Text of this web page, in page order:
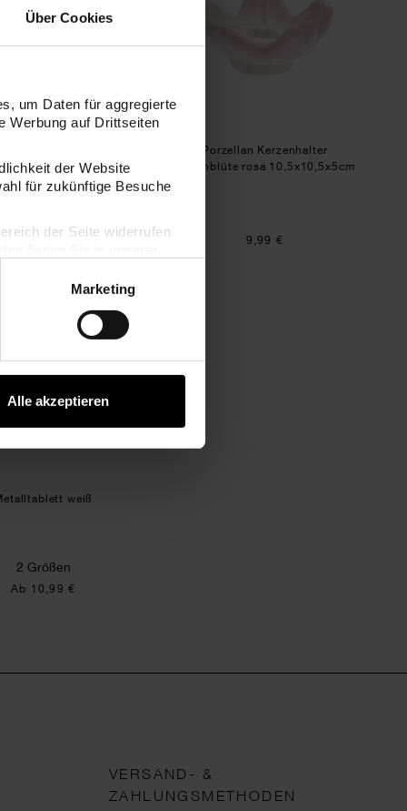
Über Cookies
um Daten für aggregierte
Werbung auf Drittseiten
der Website
für zukünftige Besuche
der Seite widerrufen
Marketing
Alle akzeptieren
Vase Eye Candy
Ab 24,99 €
Porzellan Kerzenhalter
Kirschblüte rosa 10,5x10,5x5cm
9,99 €
rosa 10,5x10,5x3cm
Metalltablett weiß
weiß
2 Größen
Ab 10,99 €
VERSAND- &
ZAHLUNGSMETHODEN